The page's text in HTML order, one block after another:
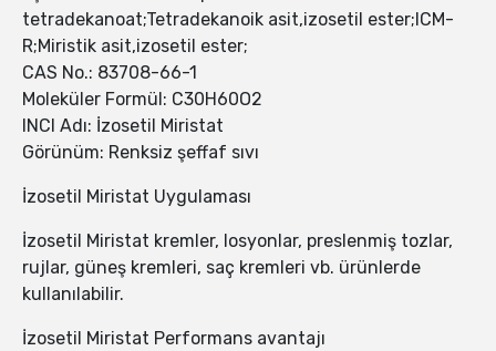
tetradekanoat;Tetradekanoik asit,izosetil ester;ICM-
R;Miristik asit,izosetil ester;
CAS No.: 83708-66-1
Moleküler Formül: C30H60O2
INCI Adı: İzosetil Miristat
Görünüm: Renksiz şeffaf sıvı
İzosetil Miristat Uygulaması
İzosetil Miristat kremler, losyonlar, preslenmiş tozlar,
rujlar, güneş kremleri, saç kremleri vb. ürünlerde
kullanılabilir.
İzosetil Miristat Performans avantajı